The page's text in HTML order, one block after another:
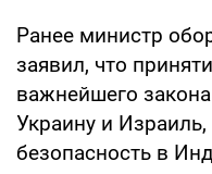
Ранее министр
заявил, что
важнейшего закона
Украину и
безопасность в